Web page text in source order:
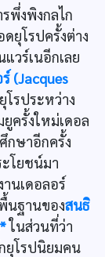
พึ่งพิงกลไก
ยุโรปครั้งต่าง
วร์เนอีกเลย
(Jacques
รประหว่าง
ครั้งใหม่เดอล
กษาอีกครั้ง
โยชน์มา
นเดอลอร์
นฐานของสนธิ
ในส่วนที่ว่า
ยุโรปนิยมคน